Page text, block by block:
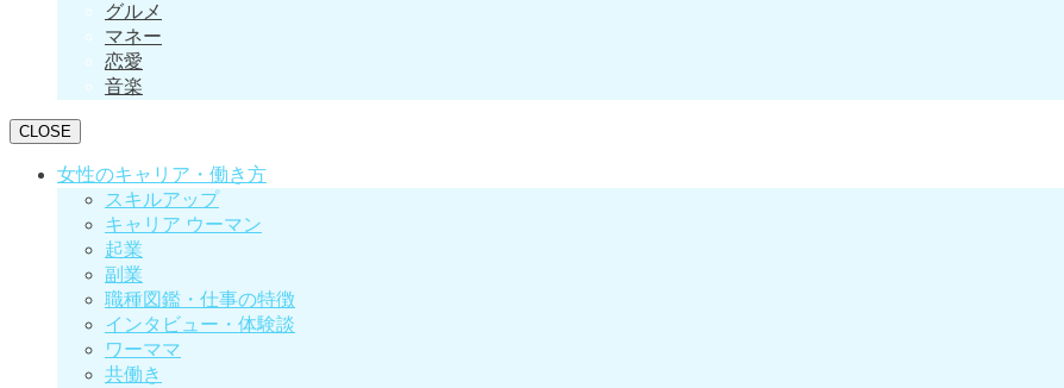
グルメ
マネー
恋愛
音楽
CLOSE
女性のキャリア・働き方
スキルアップ
キャリア ウーマン
起業
副業
職種図鑑・仕事の特徴
インタビュー・体験談
ワーママ
共働き